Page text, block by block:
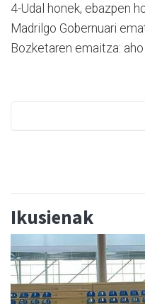
4-Udal honek, ebazpen
Madrilgo Gobernuari
Bozketaren emaitza:
Ikusienak